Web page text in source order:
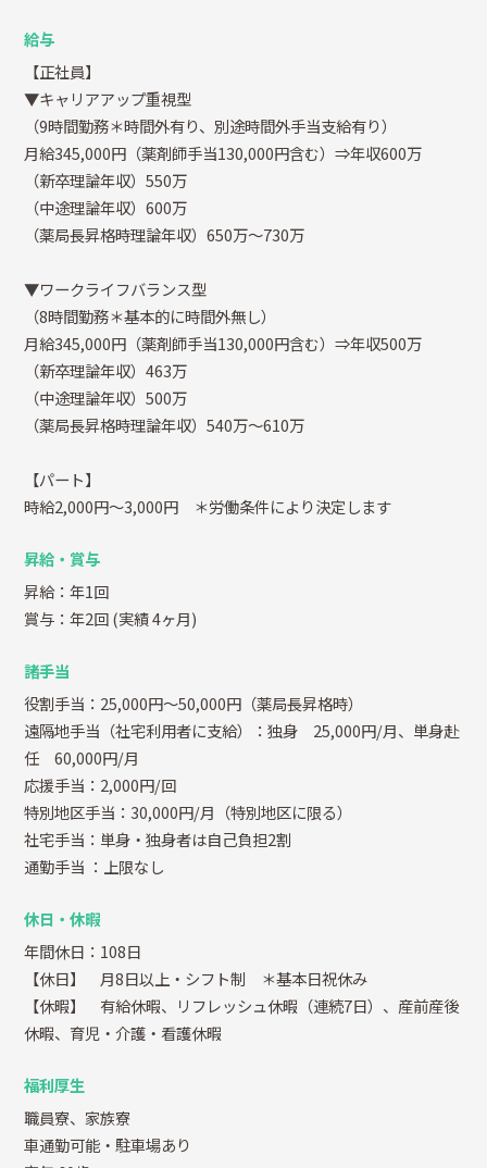
給与
【正社員】
▼キャリアアップ重視型
（9時間勤務＊時間外有り、別途時間外手当支給有り）
月給345,000円（薬剤師手当130,000円含む）⇒年収600万
（新卒理論年収）550万
（中途理論年収）600万
（薬局長昇格時理論年収）650万～730万
▼ワークライフバランス型
（8時間勤務＊基本的に時間外無し）
月給345,000円（薬剤師手当130,000円含む）⇒年収500万
（新卒理論年収）463万
（中途理論年収）500万
（薬局長昇格時理論年収）540万～610万
【パート】
時給2,000円～3,000円 ＊労働条件により決定します
昇給・賞与
昇給：年1回
賞与：年2回(実績 4ヶ月)
諸手当
役割手当：25,000円～50,000円（薬局長昇格時）
遠隔地手当（社宅利用者に支給）：独身 25,000円/月、単身赴
任 60,000円/月
応援手当：2,000円/回
特別地区手当：30,000円/月（特別地区に限る）
社宅手当：単身・独身者は自己負担2割
通勤手当 ：上限なし
休日・休暇
年間休日：108日
【休日】 月8日以上・シフト制 ＊基本日祝休み
【休暇】 有給休暇、リフレッシュ休暇（連続7日）、産前産後
休暇、育児・介護・看護休暇
福利厚生
職員寮、家族寮
車通勤可能・駐車場あり